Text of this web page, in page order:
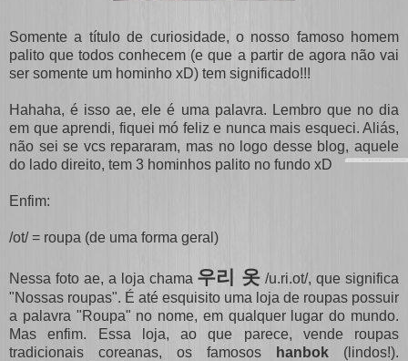
Somente a título de curiosidade, o nosso famoso homem
palito que todos conhecem (e que a partir de agora não vai
ser somente um hominho xD) tem significado!!!
Hahaha, é isso ae, ele é uma palavra. Lembro que no dia
em que aprendi, fiquei mó feliz e nunca mais esqueci. Aliás,
não sei se vcs repararam, mas no logo desse blog, aquele
do lado direito, tem 3 hominhos palito no fundo xD
Enfim:
/ot/ = roupa (de uma forma geral)
Nessa foto ae, a loja chama 우리 옷 /u.ri.ot/, que significa
"Nossas roupas". É até esquisito uma loja de roupas possuir
a palavra "Roupa" no nome, em qualquer lugar do mundo.
Mas enfim. Essa loja, ao que parece, vende roupas
tradicionais coreanas, os famosos
hanbok (lindos!).